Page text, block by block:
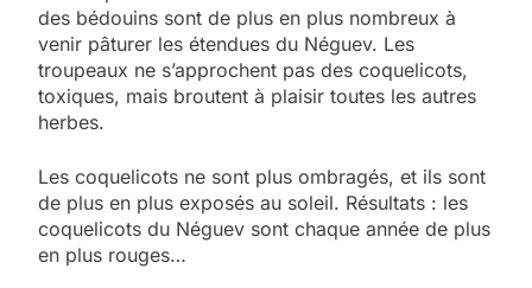
des bédouins sont de plus en plus nombreux à
venir pâturer les étendues du Néguev. Les
troupeaux ne s’approchent pas des coquelicots,
toxiques, mais broutent à plaisir toutes les autres
herbes.
Les coquelicots ne sont plus ombragés, et ils sont
de plus en plus exposés au soleil. Résultats : les
coquelicots du Néguev sont chaque année de plus
en plus rouges…